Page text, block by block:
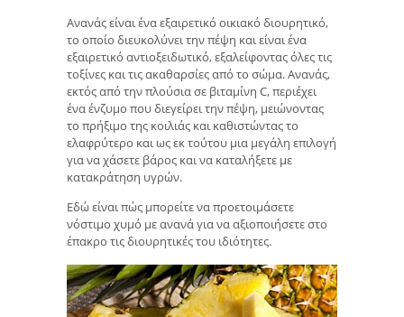
Ανανάς είναι ένα εξαιρετικό οικιακό διουρητικό,
το οποίο διευκολύνει την πέψη και είναι ένα
εξαιρετικό αντιοξειδωτικό, εξαλείφοντας όλες τις
τοξίνες και τις ακαθαρσίες από το σώμα. Ανανάς,
εκτός από την πλούσια σε βιταμίνη C, περιέχει
ένα ένζυμο που διεγείρει την πέψη, μειώνοντας
το πρήξιμο της κοιλιάς και καθιστώντας το
ελαφρύτερο και ως εκ τούτου μια μεγάλη επιλογή
για να χάσετε βάρος και να καταλήξετε με
κατακράτηση υγρών.
Εδώ είναι πώς μπορείτε να προετοιμάσετε
νόστιμο χυμό με ανανά για να αξιοποιήσετε στο
έπακρο τις διουρητικές του ιδιότητες.